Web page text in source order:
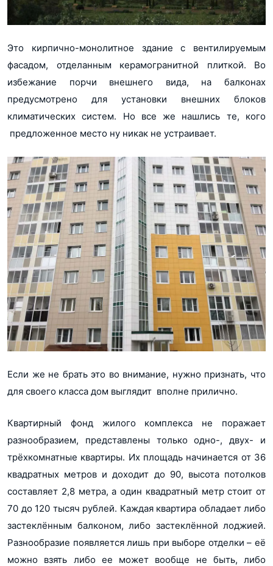
Это кирпично-монолитное здание с вентилируемым
фасадом, отделанным керамогранитной плиткой. Во
избежание порчи внешнего вида, на балконах
предусмотрено для установки внешних блоков
климатических систем. Но все же нашлись те, кого
предложенное место ну никак не устраивает.
Если же не брать это во внимание, нужно признать, что
для своего класса дом выглядит вполне прилично.
Квартирный фонд жилого комплекса не поражает
разнообразием, представлены только одно-, двух- и
трёхкомнатные квартиры. Их площадь начинается от 36
квадратных метров и доходит до 90, высота потолков
составляет 2,8 метра, а один квадратный метр стоит от
70 до 120 тысяч рублей. Каждая квартира обладает либо
застеклённым балконом, либо застеклённой лоджией.
Разнообразие появляется лишь при выборе отделки – её
можно взять либо ее может вообще не быть, либо